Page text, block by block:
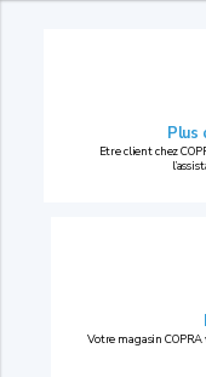
Plus
Etre client chez
Votre magasin